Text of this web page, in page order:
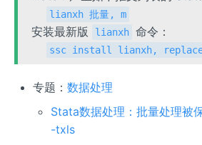
lianxh 批量, m
安装最新版 lianxh 命令：
ssc install lianxh,
专题： 数据处理
Stata数据处理：批量处理被
-txls